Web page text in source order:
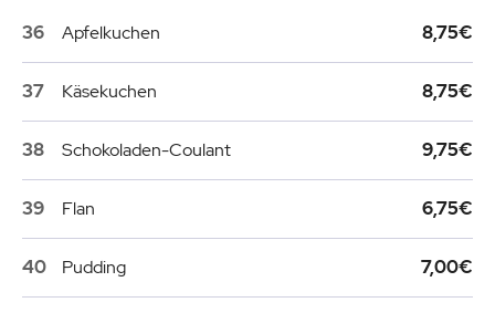
36 Apfelkuchen 8,75€
37 Käsekuchen 8,75€
38 Schokoladen-Coulant 9,75€
39 Flan 6,75€
40 Pudding 7,00€